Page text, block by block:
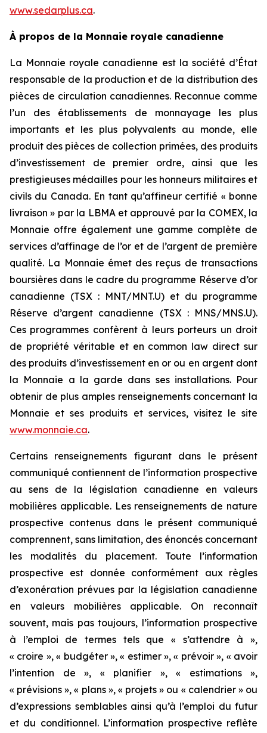
www.sedarplus.ca.
À propos de la Monnaie royale canadienne
La Monnaie royale canadienne est la société d’État
responsable de la production et de la distribution des
pièces de circulation canadiennes. Reconnue comme
l’un des établissements de monnayage les plus
importants et les plus polyvalents au monde, elle
produit des pièces de collection primées, des produits
d’investissement de premier ordre, ainsi que les
prestigieuses médailles pour les honneurs militaires et
civils du Canada. En tant qu’affineur certifié « bonne
livraison » par la LBMA et approuvé par la COMEX, la
Monnaie offre également une gamme complète de
services d’affinage de l’or et de l’argent de première
qualité. La Monnaie émet des reçus de transactions
boursières dans le cadre du programme Réserve d’or
canadienne (TSX : MNT/MNT.U) et du programme
Réserve d’argent canadienne (TSX : MNS/MNS.U).
Ces programmes confèrent à leurs porteurs un droit
de propriété véritable et en common law direct sur
des produits d’investissement en or ou en argent dont
la Monnaie a la garde dans ses installations. Pour
obtenir de plus amples renseignements concernant la
Monnaie et ses produits et services, visitez le site
www.monnaie.ca.
Certains renseignements figurant dans le présent
communiqué contiennent de l’information prospective
au sens de la législation canadienne en valeurs
mobilières applicable. Les renseignements de nature
prospective contenus dans le présent communiqué
comprennent, sans limitation, des énoncés concernant
les modalités du placement. Toute l’information
prospective est donnée conformément aux règles
d’exonération prévues par la législation canadienne
en valeurs mobilières applicable. On reconnaît
souvent, mais pas toujours, l’information prospective
à l’emploi de termes tels que « s’attendre à »,
« croire », « budgéter », « estimer », « prévoir », « avoir
l’intention de », « planifier », « estimations »,
« prévisions », « plans », « projets » ou « calendrier » ou
d’expressions semblables ainsi qu’à l’emploi du futur
et du conditionnel. L’information prospective reflète